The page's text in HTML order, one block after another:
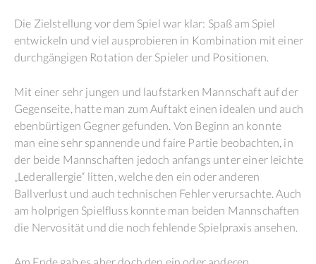
Die Zielstellung vor dem Spiel war klar: Spaß am Spiel
entwickeln und viel ausprobieren in Kombination mit einer
durchgängigen Rotation der Spieler und Positionen.
Mit einer sehr jungen und laufstarken Mannschaft auf der
Gegenseite, hatte man zum Auftakt einen idealen und auch
ebenbürtigen Gegner gefunden. Von Beginn an konnte
man eine sehr spannende und faire Partie beobachten, in
der beide Mannschaften jedoch anfangs unter einer leichte
„Lederallergie“ litten, welche den ein oder anderen
Ballverlust und auch technischen Fehler verursachte. Auch
am holprigen Spielfluss konnte man beiden Mannschaften
die Nervosität und die noch fehlende Spielpraxis ansehen.